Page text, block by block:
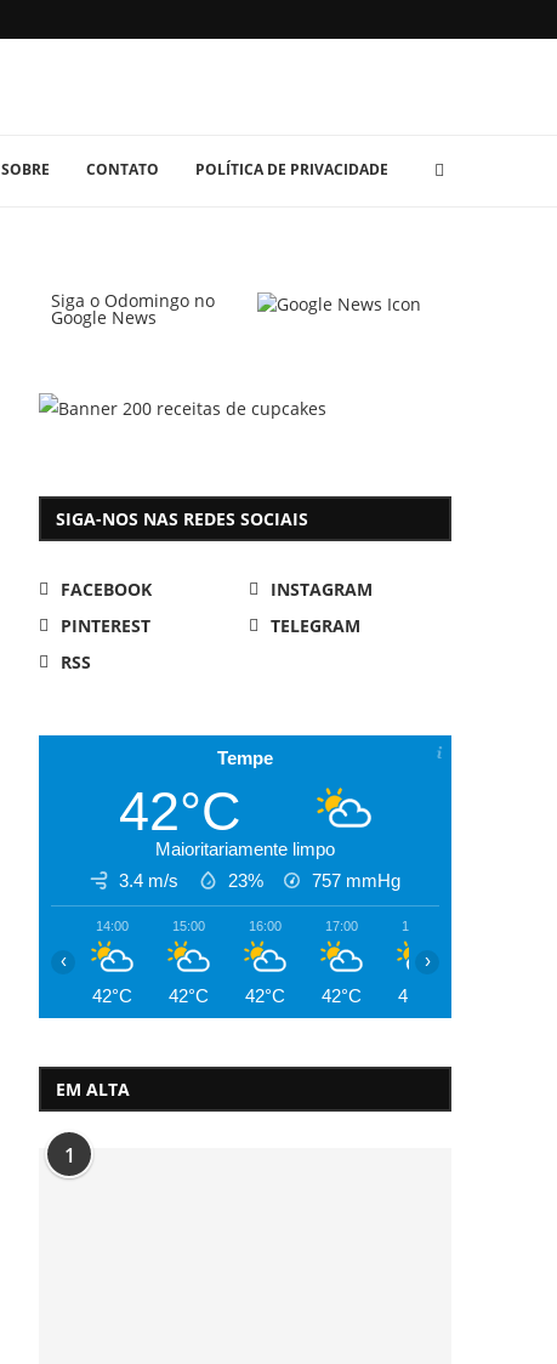
SOBRE CONTATO POLÍTICA DE PRIVACIDADE
Siga o Odomingo no
Google News
SIGA-NOS NAS REDES SOCIAIS
FACEBOOK
INSTAGRAM
PINTEREST
TELEGRAM
RSS
Tempe
42°C
Maioritariamente limpo
3.4 m/s
23% 757 mmHg
14:00
42°C
15:00
42°C
16:00
42°C
17:00
42°C
18:00
41°C
‹ ›
EM ALTA
1